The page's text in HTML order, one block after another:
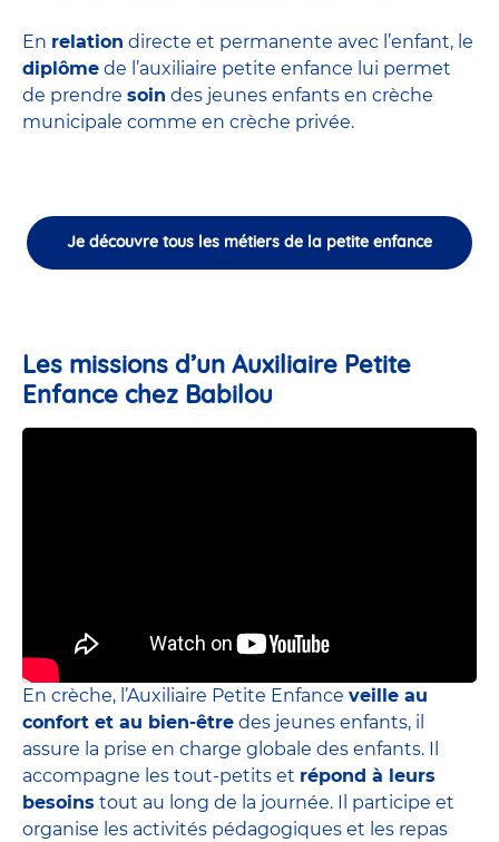
En relation directe et permanente avec l’enfant, le
diplôme de l’auxiliaire petite enfance lui permet
de prendre soin des jeunes enfants en crèche
municipale comme en crèche privée.
Je découvre tous les métiers de la petite enfance
Les missions d’un Auxiliaire Petite
Enfance chez Babilou
En crèche, l’Auxiliaire Petite Enfance veille au
confort et au bien-être des jeunes enfants, il
assure la prise en charge globale des enfants. Il
accompagne les tout-petits et répond à leurs
besoins tout au long de la journée. Il participe et
organise les activités pédagogiques et les repas